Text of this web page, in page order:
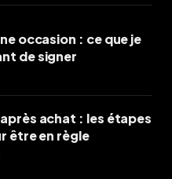
occasion : ce que je
de signer
achat : les étapes
être en règle